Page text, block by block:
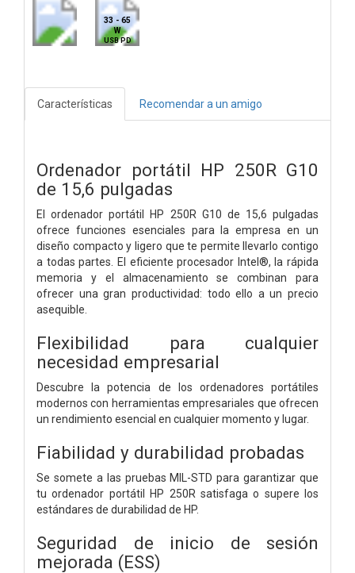
33 - 65
W
USB PD
Características Recomendar a un amigo
Ordenador portátil HP 250R G10
de 15,6 pulgadas
El ordenador portátil HP 250R G10 de 15,6 pulgadas
ofrece funciones esenciales para la empresa en un
diseño compacto y ligero que te permite llevarlo contigo
a todas partes. El eficiente procesador Intel®, la rápida
memoria y el almacenamiento se combinan para
ofrecer una gran productividad: todo ello a un precio
asequible.
Flexibilidad para cualquier
necesidad empresarial
Descubre la potencia de los ordenadores portátiles
modernos con herramientas empresariales que ofrecen
un rendimiento esencial en cualquier momento y lugar.
Fiabilidad y durabilidad probadas
Se somete a las pruebas MIL-STD para garantizar que
tu ordenador portátil HP 250R satisfaga o supere los
estándares de durabilidad de HP.
Seguridad de inicio de sesión
mejorada (ESS)